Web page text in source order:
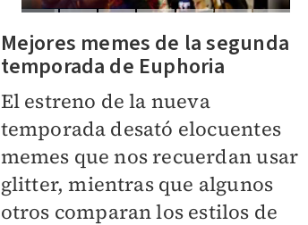
Mejores memes de la segunda
temporada de Euphoria
El estreno de la nueva
temporada desató elocuentes
memes que nos recuerdan usar
glitter, mientras que algunos
otros comparan los estilos de